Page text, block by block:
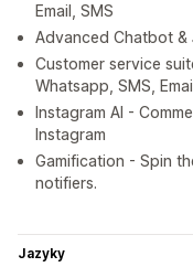
Email, SMS
Advanced Chatbot &
Customer service
Whatsapp, SMS, Email
Instagram AI -
Instagram
Gamification - Spin
notifiers.
Jazyky